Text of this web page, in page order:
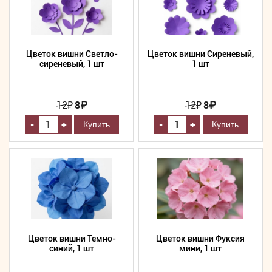
Цветок вишни Светло-
сиреневый, 1 шт
12₽8₽
-
+
Цветок вишни Сиреневый,
1 шт
12₽8₽
-
+
Цветок вишни Темно-
синий, 1 шт
Цветок вишни Фуксия
мини, 1 шт